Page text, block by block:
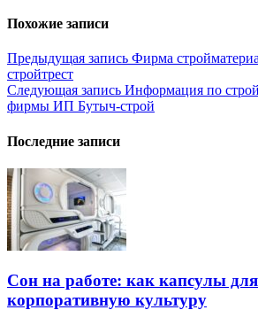
Похожие записи
Навигация
по
записям
Предыдущая запись Фирма
стройтрест
Следующая запись Информация по
фирмы ИП Бутыч-строй
Последние записи
Сон на работе: как капсулы
корпоративную культуру